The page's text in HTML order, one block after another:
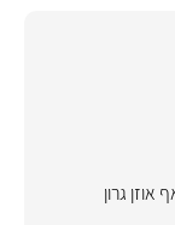
אוזן גרון